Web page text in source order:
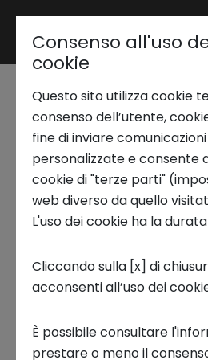
Trend Analysis
Applied Research
Startup Development
Business Transformation
Ecosystem enabling
Innovation
Lumen: la
smart a
ristorazione
Online meeting
Innovation Coffee Eventi
Consenso all'uso
cookie
Questo sito utilizza cookie
consenso dell’utente,
fine di inviare
personalizzate e consente
cookie di "terze parti"
web diverso da quello
L'uso dei cookie ha la durata
Cliccando sulla [x] di
acconsenti all’uso dei
È possibile consultare
prestare o meno il